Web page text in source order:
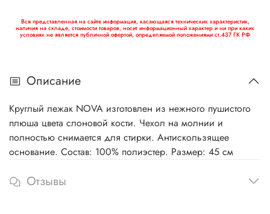
Вся представленная на сайте информация, касающаяся технических характеристик,
наличия на складе, стоимости товаров, носит информационный характер и ни при каких
условиях не является публичной офертой, определяемой положениями ст.437 ГК РФ
Описание
Круглый лежак NOVA изготовлен из нежного пушистого
плюша цвета слоновой кости. Чехол на молнии и
полностью снимается для стирки. Антискользящее
основание. Состав: 100% полиэстер. Размер: 45 см
Отзывы